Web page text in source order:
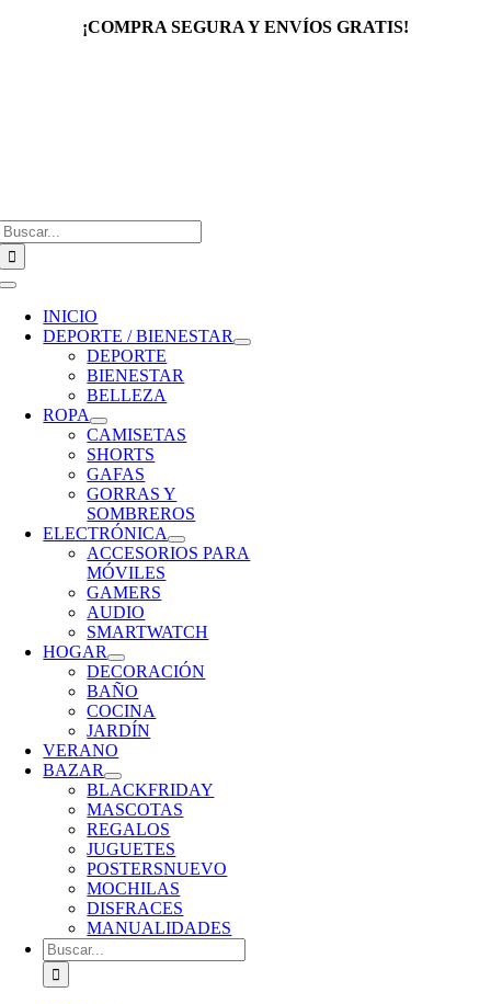
¡COMPRA SEGURA Y ENVÍOS GRATIS!
Toggle
Navigation
INICIO
DEPORTE / BIENESTAR
DEPORTE
BIENESTAR
BELLEZA
ROPA
CAMISETAS
SHORTS
GAFAS
GORRAS Y
SOMBREROS
ELECTRÓNICA
ACCESORIOS PARA
MÓVILES
GAMERS
AUDIO
SMARTWATCH
HOGAR
DECORACIÓN
BAÑO
COCINA
JARDÍN
VERANO
BAZAR
BLACKFRIDAY
MASCOTAS
REGALOS
JUGUETES
POSTERSNUEVO
MOCHILAS
DISFRACES
MANUALIDADES
Buscar: